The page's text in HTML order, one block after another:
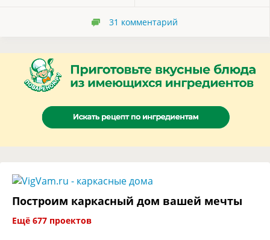
31 комментарий
Построим каркасный дом вашей мечты
Ещё 677 проектов